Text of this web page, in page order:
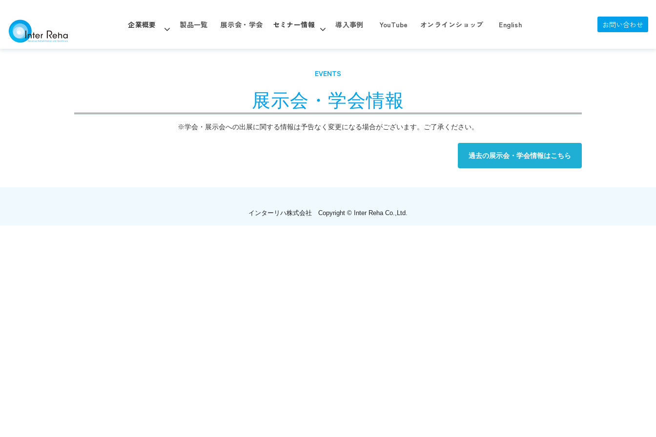
企業概要 製品一覧 展示会・学会 セミナー情報 導入事例 YouTube オンラインショップ English お問い合わせ
EVENTS
展示会・学会情報
※学会・展示会への出展に関する情報は予告なく変更になる場合がございます。ご了承ください。
過去の展示会・学会情報はこちら
インターリハ株式会社 Copyright © Inter Reha Co.,Ltd.